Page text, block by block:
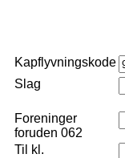
Kapflyvningskode
Slag
Foreninger
foruden 062
Til kl.